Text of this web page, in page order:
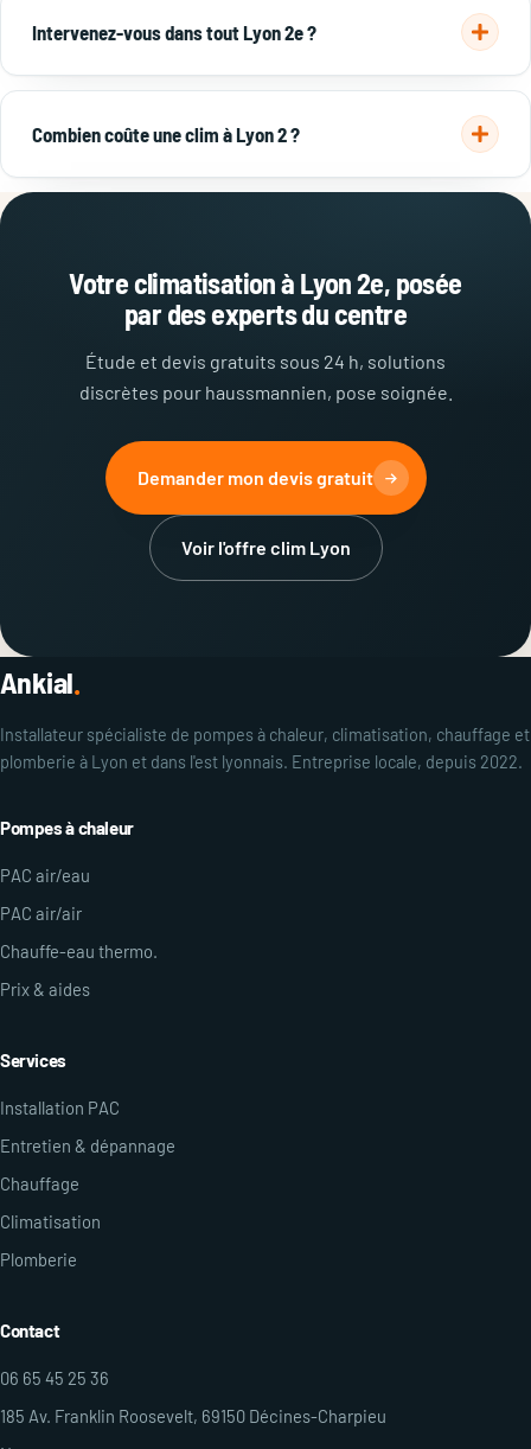
Ankial étudie la faisabilité selon votre logement.
Intervenez-vous dans tout Lyon 2e ?
Oui, sur toute laPresqu'île: Bellecour, Cordeliers,
Confluence, Perrache et l'ensemble du 2e arrondissement.
Combien coûte une clim à Lyon 2 ?
Comptez 1 500 à 3 000 € pour un mono-split, et 6 000 à 12
Votre climatisation à Lyon 2e, posée
par des experts du centre
Étude et devis gratuits sous 24 h, solutions
discrètes pour haussmannien, pose soignée.
Demander mon devis gratuit
Voir l'offre clim Lyon
Ankial.
Installateur spécialiste de pompes à chaleur, climatisation, chauffage et
plomberie à Lyon et dans l'est lyonnais. Entreprise locale, depuis 2022.
Pompes à chaleur
PAC air/eau
PAC air/air
Chauffe-eau thermo.
Prix & aides
Services
Installation PAC
Entretien & dépannage
Chauffage
Climatisation
Plomberie
Contact
06 65 45 25 36
185 Av. Franklin Roosevelt, 69150 Décines-Charpieu